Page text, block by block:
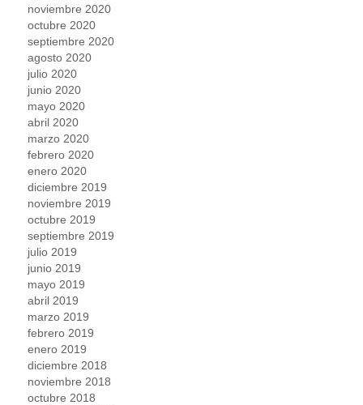
noviembre 2020
octubre 2020
septiembre 2020
agosto 2020
julio 2020
junio 2020
mayo 2020
abril 2020
marzo 2020
febrero 2020
enero 2020
diciembre 2019
noviembre 2019
octubre 2019
septiembre 2019
julio 2019
junio 2019
mayo 2019
abril 2019
marzo 2019
febrero 2019
enero 2019
diciembre 2018
noviembre 2018
octubre 2018